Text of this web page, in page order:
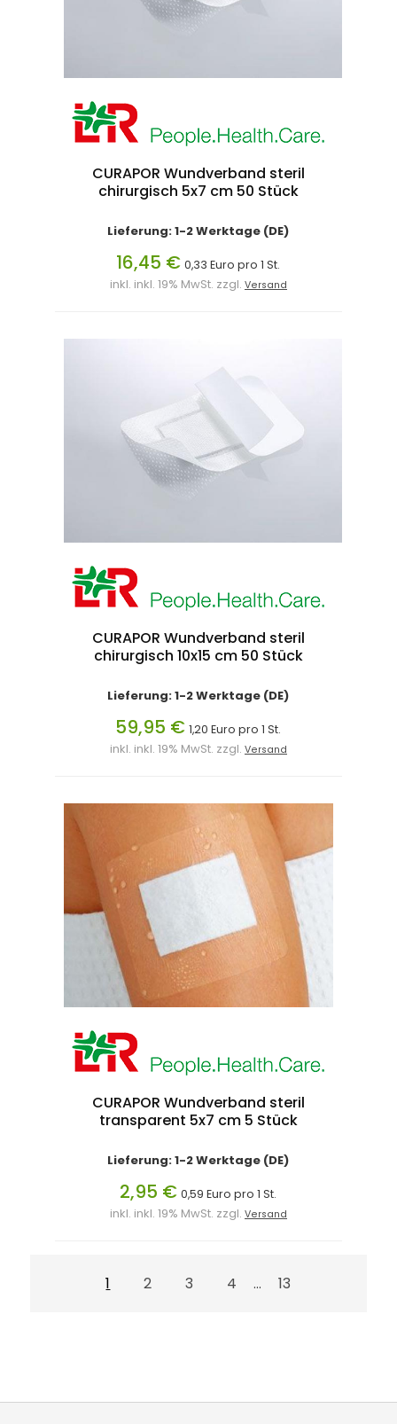
CURAPOR Wundverband steril
chirurgisch 5x7 cm 50 Stück
Lieferung: 1-2 Werktage (DE)
16,45 € 0,33 Euro pro 1 St.
inkl. inkl. 19% MwSt. zzgl. Versand
CURAPOR Wundverband steril
chirurgisch 10x15 cm 50 Stück
Lieferung: 1-2 Werktage (DE)
59,95 € 1,20 Euro pro 1 St.
inkl. inkl. 19% MwSt. zzgl. Versand
CURAPOR Wundverband steril
transparent 5x7 cm 5 Stück
Lieferung: 1-2 Werktage (DE)
2,95 € 0,59 Euro pro 1 St.
inkl. inkl. 19% MwSt. zzgl. Versand
1 2 3 4 ... 13